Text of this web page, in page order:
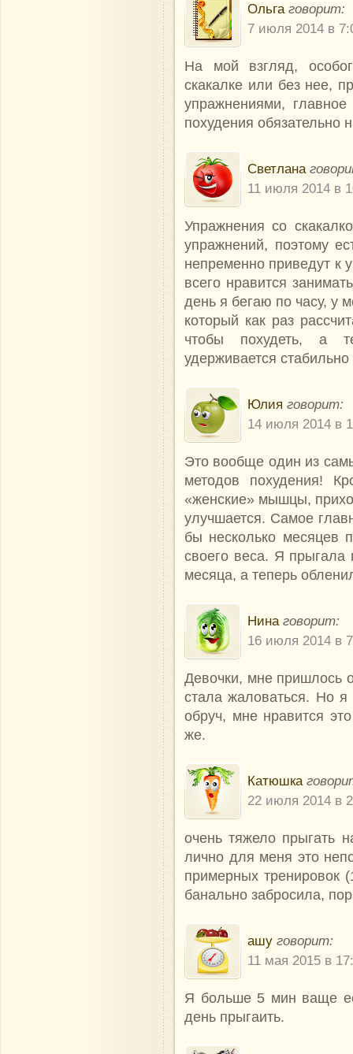
Ольга говорит:
7 июля 2014 в
На мой взгляд,
скакалке или без нее,
упражнениями, главное
похудения обязательно
Светлана
11 июля 2014 в
Упражнения со
упражнений, поэтому
непременно приведут
всего нравится
день я бегаю по часу, у
который как раз
чтобы похудеть, а
удерживается стабильно
Юлия говорит:
14 июля 2014 в
Это вообще один из
методов похудения!
«женские» мышцы,
улучшается. Самое
бы несколько месяцев
своего веса. Я
месяца, а теперь
Нина говорит:
16 июля 2014 в
Девочки, мне пришлось
стала жаловаться. Но я
обруч, мне нравится
же.
Катюшка
22 июля 2014 в
очень тяжело прыгать
лично для меня это
примерных тренировок
банально забросила,
ашу говорит:
11 мая 2015 в
Я больше 5 мин ваще
день прыгаить.